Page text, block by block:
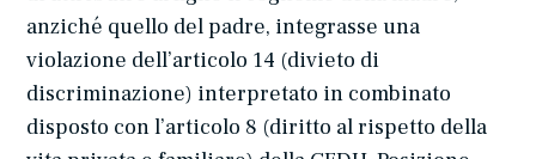
anziché quello del padre, integrasse una
violazione dell’articolo 14 (divieto di
discriminazione) interpretato in combinato
disposto con l’articolo 8 (diritto al rispetto della